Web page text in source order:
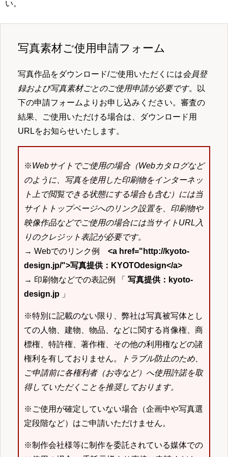
い。
写真素材ご使用申請フォーム
写真作品をダウンロード/ご使用いただくには会員登
録および写真素材ごとのご使用申請が必要です。以
下の申請フォームよりお申し込みください。審査の
結果、ご使用いただける場合は、ダウンロード用
URLをお知らせいたします。
※Webサイトでご使用の場合（Webカタログなど
のように、写真を使用した印刷物をインターネッ
ト上で閲覧できる状態にする場合も含む）には当
サイトトップページへのリンク設置を、印刷物や
映像作品などでご使用の場合には当サイトURL入
りのクレジット表記が必要です。
→ Webでのリンク例 <a href="http://kyoto-
design.jp/">写真提供：KYOTOdesign</a>
→ 印刷物などでの表記例 「 写真提供：kyoto-
design.jp 」
※特別に記載のない限り、弊社は写真被写体とし
ての人物、建物、物品、などに関する肖像権、商
標権、特許権、著作権、その他の利用権などの諸
権利を有しておりません。
トラブル防止のため、
ご申請前に各権利者（お寺など）へ使用許諾を取
得していただくことを推奨しております。
※ご使用が確定していない場合（企画中や写真選
定段階など）はご申請いただけません。
※制作会社様等に制作を委託されている媒体での